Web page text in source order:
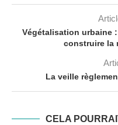
Végétalisation urbaine
construire la
La veille
CELA